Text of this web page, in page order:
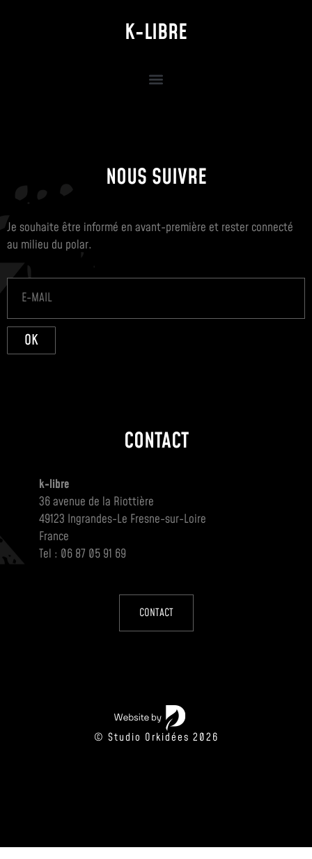
K-LIBRE
NOUS SUIVRE
Je souhaite être informé en avant-première et rester connecté
au milieu du polar.
OK
CONTACT
k-libre
36 avenue de la Riottière
49123 Ingrandes-Le Fresne-sur-Loire
France
Tel : 06 87 05 91 69
CONTACT
© Studio Orkidées 2026